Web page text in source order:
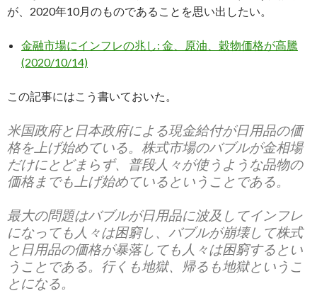
が、2020年10月のものであることを思い出したい。
金融市場にインフレの兆し: 金、原油、穀物価格が高騰
(2020/10/14)
この記事にはこう書いておいた。
米国政府と日本政府による現金給付が日用品の価
格を上げ始めている。株式市場のバブルが金相場
だけにとどまらず、普段人々が使うような品物の
価格までも上げ始めているということである。
最大の問題はバブルが日用品に波及してインフレ
になっても人々は困窮し、バブルが崩壊して株式
と日用品の価格が暴落しても人々は困窮するとい
うことである。行くも地獄、帰るも地獄というこ
とになる。